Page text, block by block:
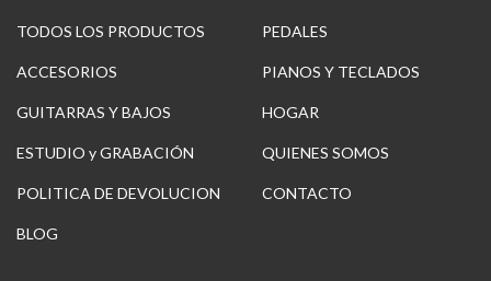
TODOS LOS PRODUCTOS PEDALES
ACCESORIOS PIANOS Y TECLADOS
GUITARRAS Y BAJOS HOGAR
ESTUDIO y GRABACIÓN QUIENES SOMOS
POLITICA DE DEVOLUCION CONTACTO
BLOG